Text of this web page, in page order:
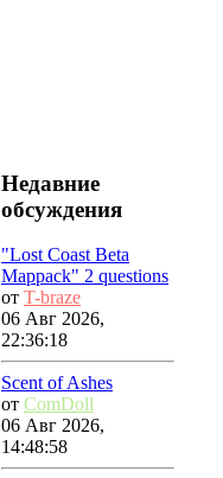
Недавние
обсуждения
"Lost Coast Beta
Mappack" 2 questions
от T-braze
06 Авг 2026,
22:36:18
Scent of Ashes
от ComDoll
06 Авг 2026,
14:48:58